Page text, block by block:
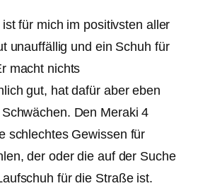
für mich im positivsten aller
unauffällig und ein Schuh für
macht nichts
gut, hat dafür aber eben
Den Meraki 4
schlechtes Gewissen für
der oder die auf der Suche
für die Straße ist.